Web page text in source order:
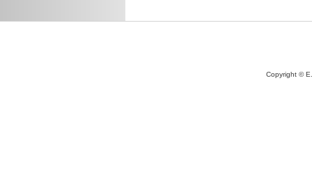
Copyright ©